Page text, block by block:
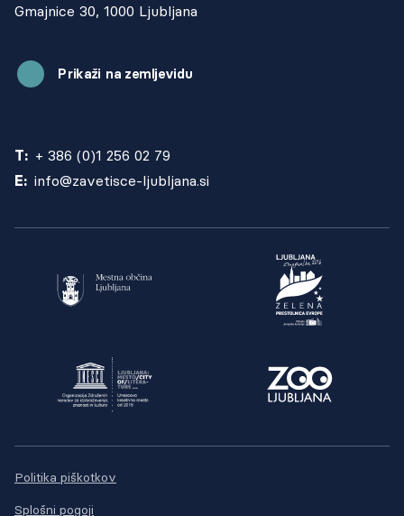
Gmajnice 30, 1000 Ljubljana
Prikaži na zemljevidu
T: + 386 (0)1 256 02 79
E: info@zavetisce-ljubljana.si
Politika piškotkov
Splošni pogoji